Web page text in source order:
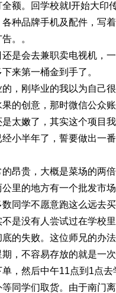
额。回学校就I开始大印
种品牌手机及配件，写
。。
还是会去兼职卖电视机，
来第一桶金到手了。
，刚毕业的我以为自己
的创意，那时微信公众
太嫩了，其实这个项目
小半年了，誓要做出一
昂贵，大概是菜场的两
里的地方有一个批发市
同学不愿意跑这么远去买
是没有人尝试过在学校
的失败。这位师兄的办
，不容易存放的就是一
，然后中午11点到1点去
同学们取货。由于南门